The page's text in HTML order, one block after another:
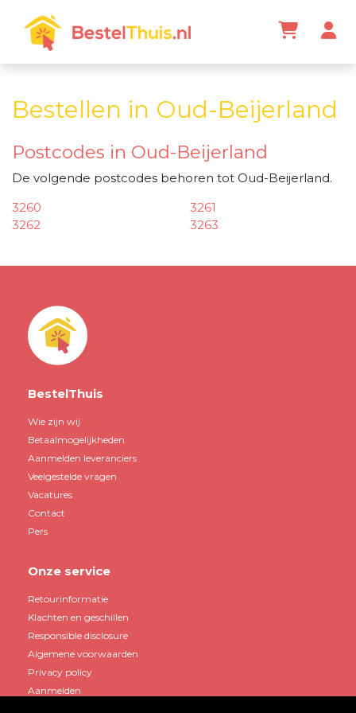
Bestellen in Oud-Beijerland
Postcodes in Oud-Beijerland
De volgende postcodes behoren tot Oud-Beijerland.
3260
3261
3262
3263
BestelThuis
Wie zijn wij
Betaalmogelijkheden
Aanmelden leveranciers
Veelgestelde vragen
Vacatures
Contact
Pers
Onze service
Retourinformatie
Klachten en geschillen
Responsible disclosure
Algemene voorwaarden
Privacy policy
Aanmelden